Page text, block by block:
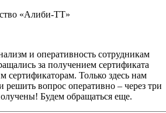
«Алиби-ТТ»
и оперативность сотрудникам
за получением сертификата
сертификаторам. Только здесь нам
решить вопрос оперативно – через три
Будем обращаться еще.